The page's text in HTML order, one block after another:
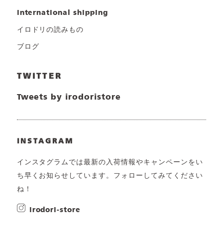
international shipping
イロドリの読みもの
ブログ
TWITTER
Tweets by irodoristore
INSTAGRAM
インスタグラムでは最新の入荷情報やキャンペーンをい
ち早くお知らせしています。フォローしてみてください
ね！
irodori-store